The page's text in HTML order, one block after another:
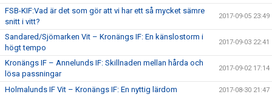
FSB-KIF:Vad är det som gör att vi har ett så mycket sämre
snitt i vitt?
2017-09-05 23:49
Sandared/Sjömarken Vit – Kronängs IF: En känslostorm i
högt tempo
2017-09-03 22:41
Kronängs IF – Annelunds IF: Skillnaden mellan hårda och
lösa passningar
2017-09-02 17:14
Holmalunds IF Vit – Kronängs IF: En nyttig lärdom 2017-08-30 21:47